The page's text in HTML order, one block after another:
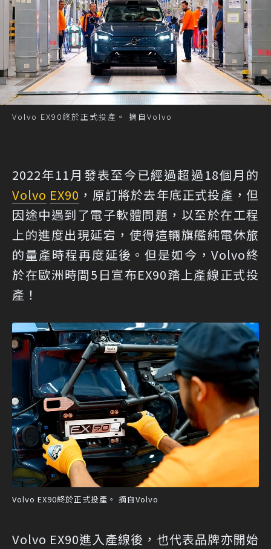
Volvo EX90終於正式投產。 摘自Volvo
2022年11月發表至今已經過超過18個月的
Volvo EX90 ，原訂將於去年底正式投產，但
因途中遇到了電子軟體問題，以至於在工程
上的進度出現延宕，使得這輛旗艦純電休旅
的量產時程再度延後。但是如今，Volvo終
於在歐洲時間5日宣布EX90踏上產線正式投
產！
Volvo EX90終於正式投產。 摘自Volvo
Volvo EX90進入產線後，也代表品牌亦開始